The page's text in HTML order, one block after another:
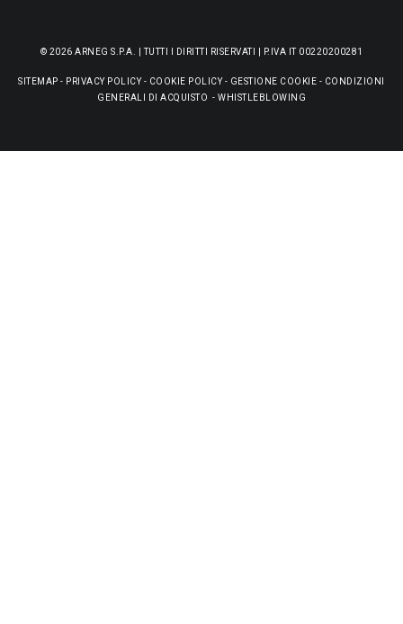
© 2026 ARNEG S.P.A. | TUTTI I DIRITTI RISERVATI | P.IVA IT 00220200281
SITEMAP - PRIVACY POLICY- COOKIE POLICY- GESTIONE COOKIE - CONDIZIONI
GENERALI DI ACQUISTO - WHISTLEBLOWING